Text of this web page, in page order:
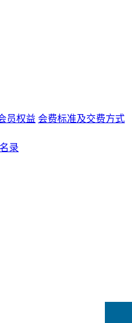
员权益 会费标准及交费方式
名录